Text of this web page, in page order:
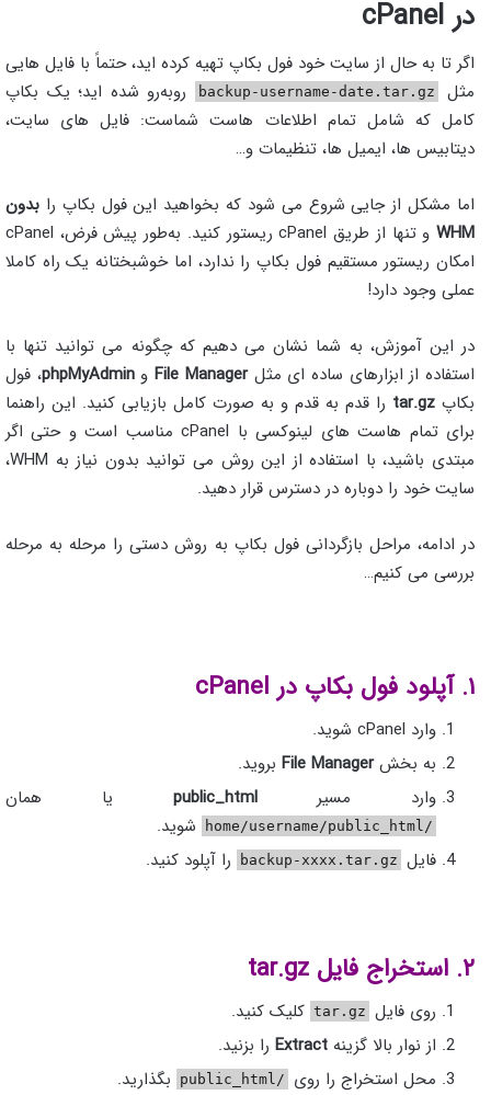
در cPanel
اگر تا به حال از سایت خود فول بکاپ تهیه کرده اید، حتماً با فایل هایی
مثل
backup-username-date.tar.gz
روبه‌رو شده اید؛ یک بکاپ
کامل که شامل تمام اطلاعات هاست شماست: فایل های سایت،
دیتابیس ها، ایمیل ها، تنظیمات و…
اما مشکل از جایی شروع می شود که بخواهید این فول بکاپ را بدون
WHM
و تنها از طریق cPanel ریستور کنید. به‌طور پیش فرض، cPanel
امکان ریستور مستقیم فول بکاپ را ندارد، اما خوشبختانه یک راه کاملا
عملی وجود دارد!
در این آموزش، به شما نشان می دهیم که چگونه می توانید تنها با
استفاده از ابزارهای ساده ای مثلFile ManagerوphpMyAdmin، فول
بکاپ
را قدم به قدم و به صورت کامل بازیابی کنید. این راهنما
برای تمام هاست های لینوکسی با cPanel مناسب است و حتی اگر
مبتدی باشید، با استفاده از این روش می توانید بدون نیاز به WHM،
سایت خود را دوباره در دسترس قرار دهید.
در ادامه، مراحل بازگردانی فول بکاپ به روش دستی را مرحله به مرحله
بررسی می کنیم…
۱. آپلود فول بکاپ در cPanel
وارد cPanel شوید.
به بخشFile Manager بروید.
وارد مسیرpublic_html یا همان
/home/username/public_html
شوید.
فایل backup-xxxx.tar.gz را آپلود کنید.
۲. استخراج فایل tar.gz
روی فایل tar.gz کلیک کنید.
از نوار بالا گزینه Extract را بزنید.
محل استخراج را روی
/public_html بگذارید.